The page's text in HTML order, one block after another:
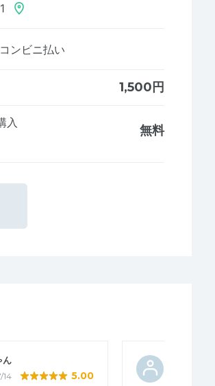
ンビニ払い
1,500円
入
無料
ん
14 5.00